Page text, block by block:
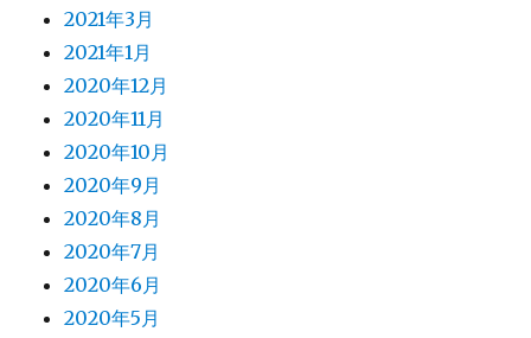
2021年3月
2021年1月
2020年12月
2020年11月
2020年10月
2020年9月
2020年8月
2020年7月
2020年6月
2020年5月